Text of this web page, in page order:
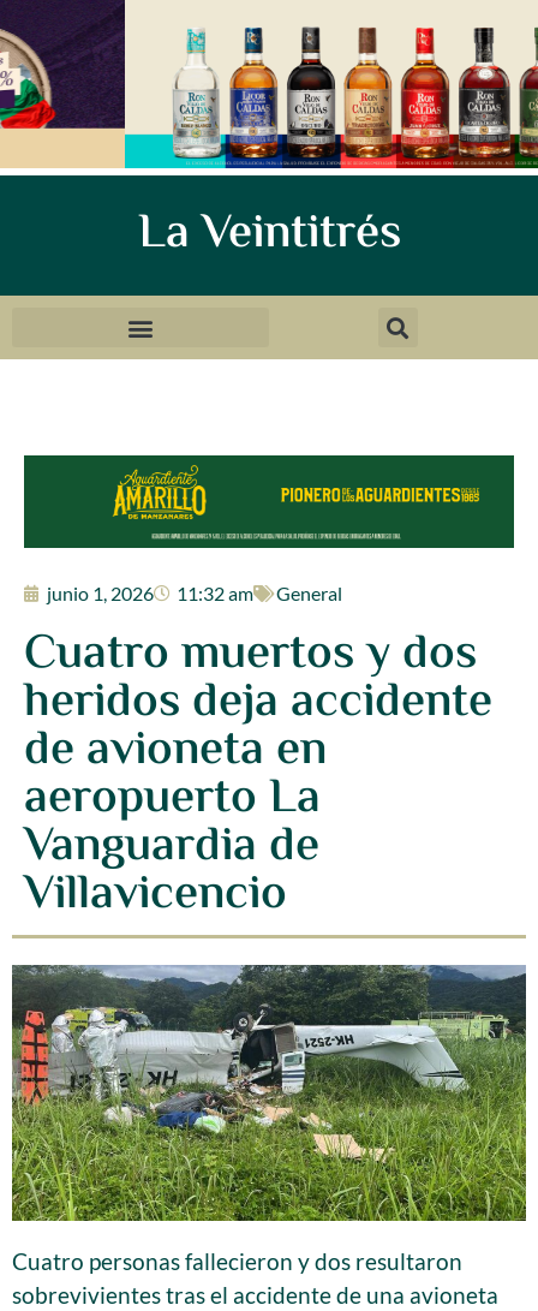
La Veintitrés
junio 1, 2026 11:32 am General
Cuatro muertos y dos
heridos deja accidente
de avioneta en
aeropuerto La
Vanguardia de
Villavicencio
Cuatro personas fallecieron y dos resultaron
sobrevivientes tras el accidente de una avioneta